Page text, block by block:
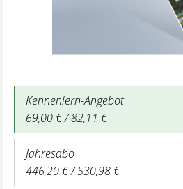
Kennenlern-Angebot
69,00 € / 82,11 €
Jahresabo
446,20 € / 530,98 €